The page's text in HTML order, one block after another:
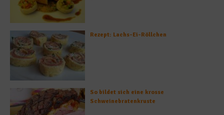
Rezept: Lachs-Ei-Röllchen
So bildet sich eine krosse
Schweinebratenkruste